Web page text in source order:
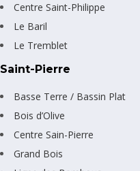
Centre Saint-Philippe
Le Baril
Le Tremblet
Saint-Pierre
Basse Terre / Bassin Plat
Bois d’Olive
Centre Sain-Pierre
Grand Bois